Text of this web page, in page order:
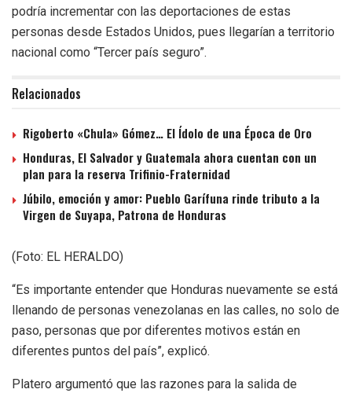
podría incrementar con las deportaciones de estas
personas desde Estados Unidos, pues llegarían a territorio
nacional como “Tercer país seguro”.
Relacionados
Rigoberto «Chula» Gómez… El Ídolo de una Época de Oro
Honduras, El Salvador y Guatemala ahora cuentan con un
plan para la reserva Trifinio-Fraternidad
Júbilo, emoción y amor: Pueblo Garífuna rinde tributo a la
Virgen de Suyapa, Patrona de Honduras
(Foto: EL HERALDO)
“Es importante entender que Honduras nuevamente se está
llenando de personas venezolanas en las calles, no solo de
paso, personas que por diferentes motivos están en
diferentes puntos del país”, explicó.
Platero argumentó que las razones para la salida de